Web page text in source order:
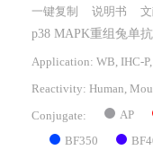
一键复制 说明书
p38 MAPK重组兔单抗
Application: WB, IHC-
Reactivity: Human,
Conjugate: AP
BF350